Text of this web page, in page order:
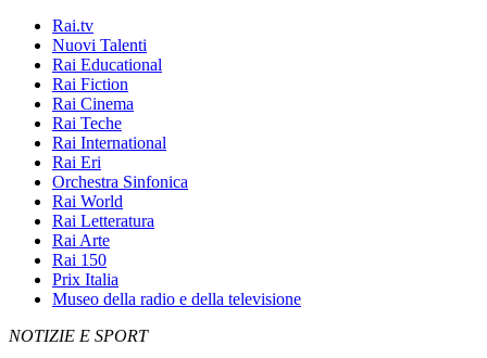
Rai.tv
Nuovi Talenti
Rai Educational
Rai Fiction
Rai Cinema
Rai Teche
Rai International
Rai Eri
Orchestra Sinfonica
Rai World
Rai Letteratura
Rai Arte
Rai 150
Prix Italia
Museo della radio e della televisione
NOTIZIE E SPORT